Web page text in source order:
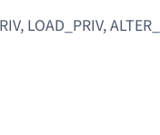
LOAD_PRIV,